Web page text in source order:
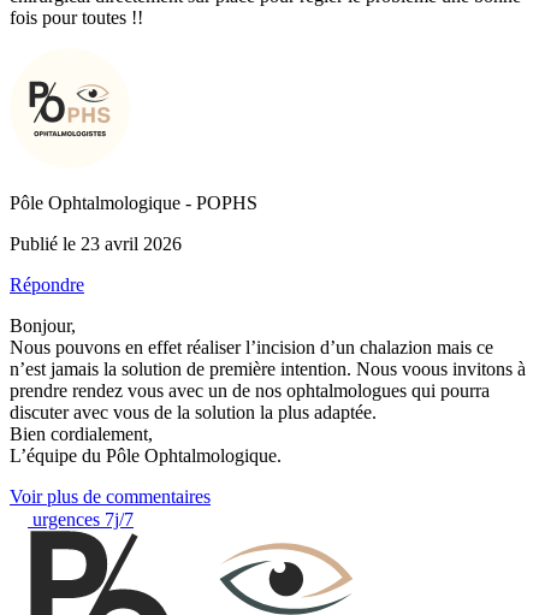
fois pour toutes !!
Pôle Ophtalmologique - POPHS
Publié le 23 avril 2026
Répondre
Bonjour,
Nous pouvons en effet réaliser l’incision d’un chalazion mais ce
n’est jamais la solution de première intention. Nous voous invitons à
prendre rendez vous avec un de nos ophtalmologues qui pourra
discuter avec vous de la solution la plus adaptée.
Bien cordialement,
L’équipe du Pôle Ophtalmologique.
Voir plus de commentaires
urgences 7j/7